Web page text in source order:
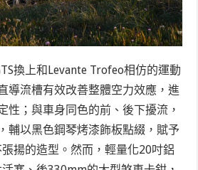
換上和Levante Trofeo相仿的運動
導流槽有效改善整體空力效應，進
性；與車身同色的前、後下擾流，
輔以黑色鋼琴烤漆飾板點綴，賦予
張揚的造型。然而，輕量化20吋鋁